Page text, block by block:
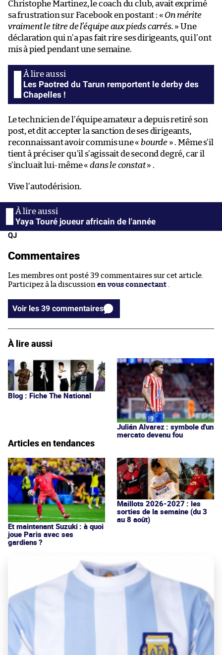
Christophe Martinez, le coach du club, avait exprimé
sa frustration sur Facebook en postant : « On mérite
vraiment le titre de l’équipe aux pieds carrés. » Une
déclaration qui n’a pas fait rire ses dirigeants, qui l’ont
mis à pied pendant une semaine.
Les Paotred du Tarun remportent le derby des
Chapelles !
Le technicien de l’équipe amateur a depuis retiré son
post, et dit accepter la sanction de ses dirigeants,
reconnaissant avoir commis une « bourde» . Même s’il
tient à préciser qu’il s’agissait de second degré, car il
s’incluait lui-même «dans le constat» .
Vive l’autodérision.
Yaya Touré joueur africain de l'année
QJ
Commentaires
Les membres ont posté 39 commentaires sur cet article.
Participez à la discussion en vous connectant
Voir les 39 commentaires
À lire aussi
Blog : Fiche The National
Julián Alvarez : symbole d'un
mercato devenu fou
Articles en tendances
Et maintenant Suzuki : à quoi
joue Paris avec ses
gardiens ?
Maillots 2026-2027 : les
sorties de la semaine (du 3
au 8 août)